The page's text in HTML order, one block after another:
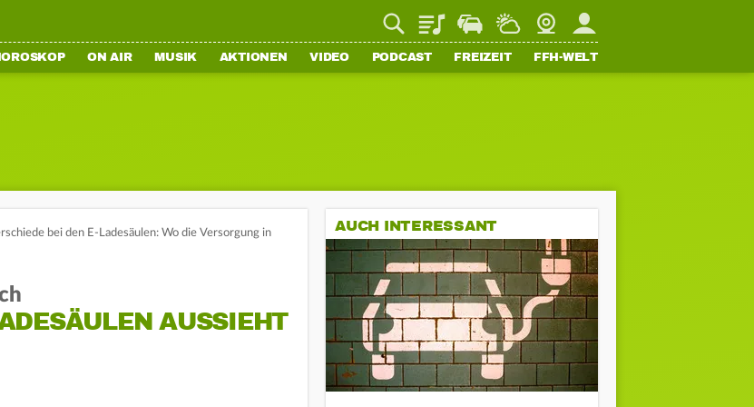
PlaylistStaupilotWetterWebcamMein FFH
ON AIR MUSIK AKTIONEN VIDEO PODCAST FREIZEIT FFH-WELT
bei den E-Ladesäulen: Wo die Versorgung in
AUSSIEHT
AUCH INTERESSANT